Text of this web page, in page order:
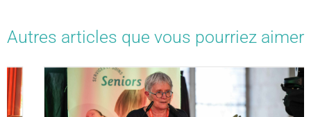
Autres articles que vous pourriez aimer